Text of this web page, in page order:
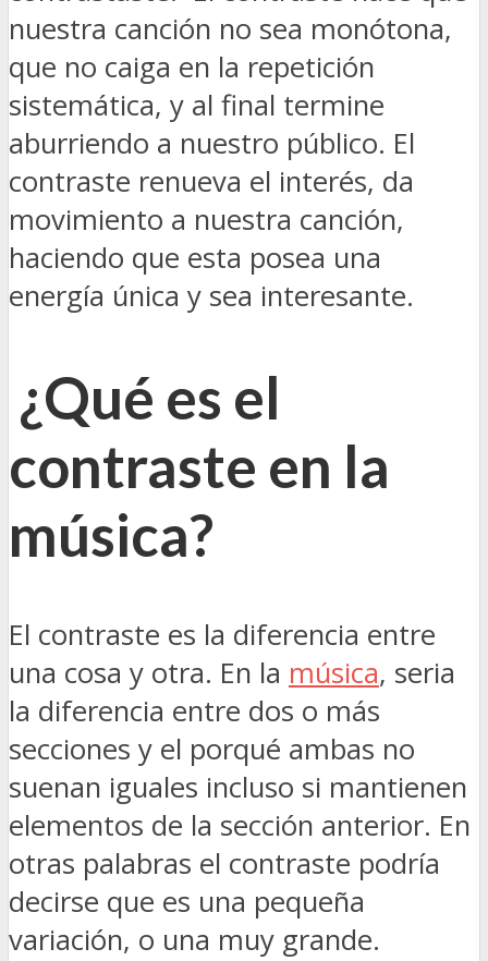
nuestra canción no sea monótona,
que no caiga en la repetición
sistemática, y al final termine
aburriendo a nuestro público. El
contraste renueva el interés, da
movimiento a nuestra canción,
haciendo que esta posea una
energía única y sea interesante.
¿Qué es el
contraste en la
música?
El contraste es la diferencia entre
una cosa y otra. En la música, seria
la diferencia entre dos o más
secciones y el porqué ambas no
suenan iguales incluso si mantienen
elementos de la sección anterior. En
otras palabras el contraste podría
decirse que es una pequeña
variación, o una muy grande.